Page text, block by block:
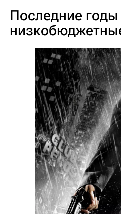
Последние